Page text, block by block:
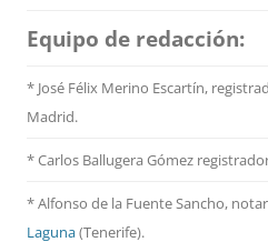
Equipo de redacción:
* José Félix Merino Escartín,
Madrid.
* Carlos Ballugera Gómez
* Alfonso de la Fuente Sancho,
Laguna(Tenerife).